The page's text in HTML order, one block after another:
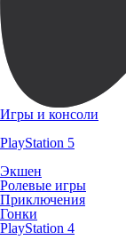
Игры и консоли
PlayStation 5
Экшен
Ролевые игры
Приключения
Гонки
PlayStation 4